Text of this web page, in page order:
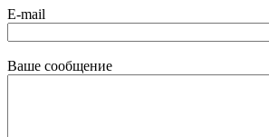
E-mail
Ваше сообщение